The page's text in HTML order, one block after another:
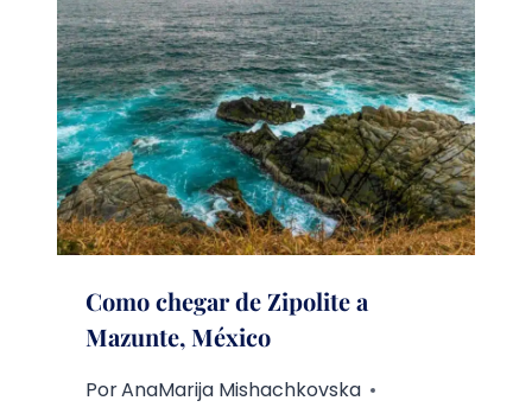
Como chegar de Zipolite a
Mazunte, México
PorAnaMarija Mishachkovska